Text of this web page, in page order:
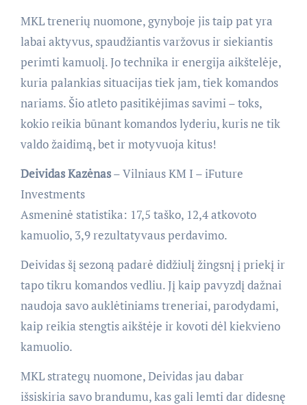
MKL trenerių nuomone, gynyboje jis taip pat yra
labai aktyvus, spaudžiantis varžovus ir siekiantis
perimti kamuolį. Jo technika ir energija aikštelėje,
kuria palankias situacijas tiek jam, tiek komandos
nariams. Šio atleto pasitikėjimas savimi – toks,
kokio reikia būnant komandos lyderiu, kuris ne tik
valdo žaidimą, bet ir motyvuoja kitus!
Deividas Kazėnas– Vilniaus KM I – iFuture
Investments
Asmeninė statistika: 17,5 taško, 12,4 atkovoto
kamuolio, 3,9 rezultatyvaus perdavimo.
Deividas šį sezoną padarė didžiulį žingsnį į priekį ir
tapo tikru komandos vedliu. Jį kaip pavyzdį dažnai
naudoja savo auklėtiniams treneriai, parodydami,
kaip reikia stengtis aikštėje ir kovoti dėl kiekvieno
kamuolio.
MKL strategų nuomone, Deividas jau dabar
išsiskiria savo brandumu, kas gali lemti dar didesnę